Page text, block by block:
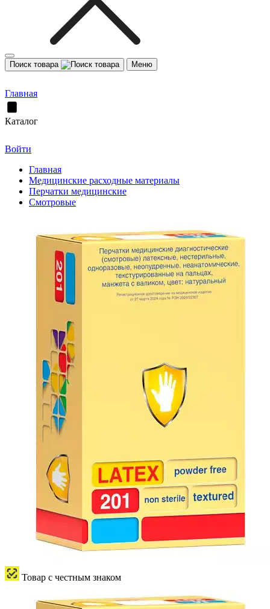
Поиск товара Меню
Главная
Каталог
Войти
Главная
Медицинские расходные материалы
Перчатки медицинские
Смотровые
Товар с честным знаком